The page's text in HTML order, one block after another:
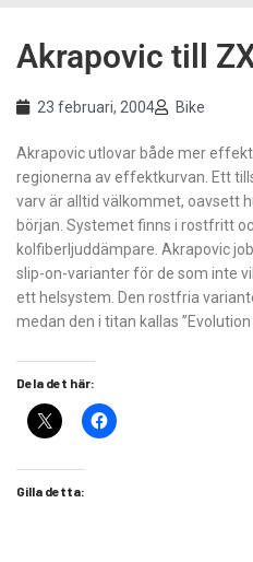
Akrapovic till
23 februari, 2004 Bike
Akrapovic utlovar både mer
regionerna av effektkurvan. Ett
varv är alltid välkommet, oavsett
början. Systemet finns i rostfritt
kolfiberljuddämpare. Akrapovic
slip-on-varianter för de som inte
ett helsystem. Den rostfria
medan den i titan kallas
Dela det här:
Gilla detta: